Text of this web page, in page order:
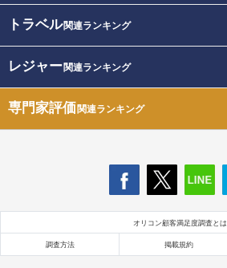
トラベル関連ランキング
レジャー関連ランキング
専門家評価関連ランキング
オリコン顧客満足度調査とは
調査方法 掲載規約